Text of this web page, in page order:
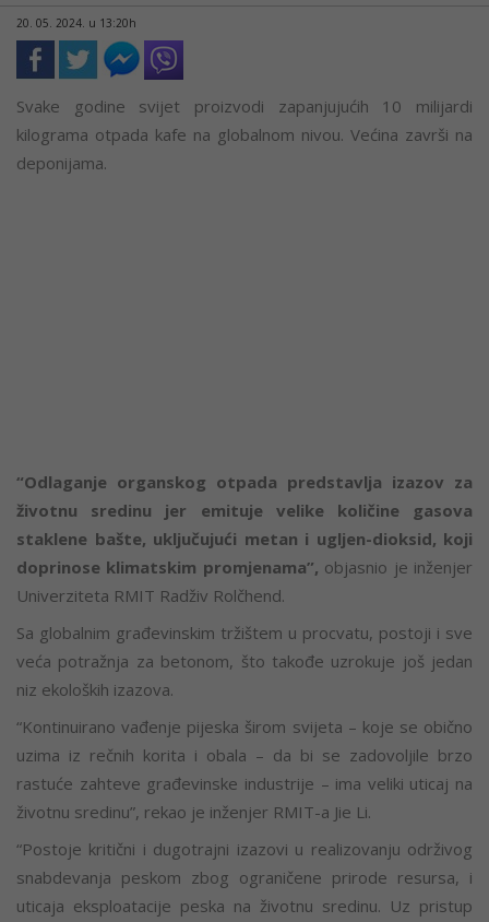
20. 05. 2024. u 13:20h
Svake godine svijet proizvodi zapanjujućih 10 milijardi
kilograma otpada kafe na globalnom nivou. Većina završi na
deponijama.
“Odlaganje organskog otpada predstavlja izazov za
životnu sredinu jer emituje velike količine gasova
staklene bašte, uključujući metan i ugljen-dioksid, koji
doprinose klimatskim promjenama”, objasnio je inženjer
Univerziteta RMIT Radživ Rolčhend.
Sa globalnim građevinskim tržištem u procvatu, postoji i sve
veća potražnja za betonom, što takođe uzrokuje još jedan
niz ekoloških izazova.
“Kontinuirano vađenje pijeska širom svijeta – koje se obično
uzima iz rečnih korita i obala – da bi se zadovoljile brzo
rastuće zahteve građevinske industrije – ima veliki uticaj na
životnu sredinu”, rekao je inženjer RMIT-a Jie Li.
“Postoje kritični i dugotrajni izazovi u realizovanju održivog
snabdevanja peskom zbog ograničene prirode resursa, i
uticaja eksploatacije peska na životnu sredinu. Uz pristup